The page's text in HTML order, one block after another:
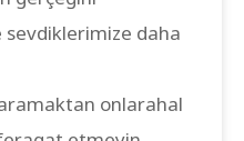
daha
onlarahal